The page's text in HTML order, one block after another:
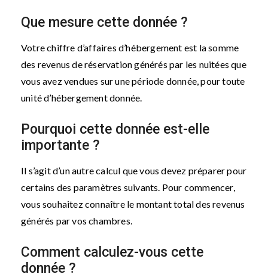
Que mesure cette donnée ?
Votre chiffre d’affaires d’hébergement est la somme
des revenus de réservation générés par les nuitées que
vous avez vendues sur une période donnée, pour toute
unité d’hébergement donnée.
Pourquoi cette donnée est-elle
importante ?
Il s’agit d’un autre calcul que vous devez préparer pour
certains des paramètres suivants. Pour commencer,
vous souhaitez connaître le montant total des revenus
générés par vos chambres.
Comment calculez-vous cette
donnée ?